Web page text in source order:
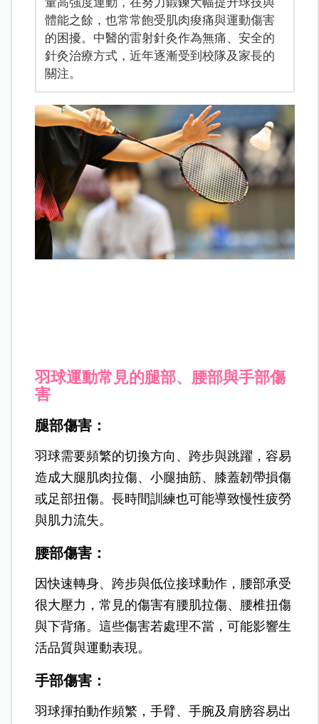
體能之餘，也常常飽受肌肉痠痛與運動傷害
的困擾。中醫的雷射針灸作為無痛、安全的
針灸治療方式，近年逐漸受到校隊及家長的
關注。
羽球運動常見的腿部、腰部與手部傷
害
腿部傷害：
羽球需要頻繁的切換方向、跨步與跳躍，容易
造成大腿肌肉拉傷、小腿抽筋、膝蓋韌帶損傷
或足部扭傷。長時間訓練也可能導致慢性疲勞
與肌力流失。
腰部傷害：
因快速轉身、跨步與低位接球動作，腰部承受
很大壓力，常見的傷害有腰肌拉傷、腰椎扭傷
與下背痛。這些傷害若處理不當，可能影響生
活品質與運動表現。
手部傷害：
羽球揮拍動作頻繁，手臂、手腕及肩膀容易出